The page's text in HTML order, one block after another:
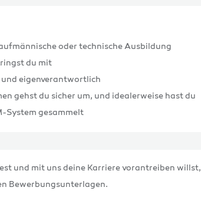
oder technische Ausbildung
du mit
und eigenverantwortlich
gehst du sicher um, und idealerweise hast du
System gesammelt
und mit uns deine Karriere vorantreiben willst,
Bewerbungsunterlagen.